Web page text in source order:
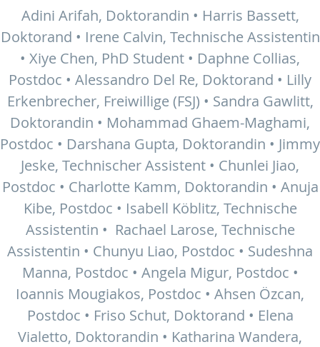
Adini Arifah, Doktorandin • Harris Bassett,
Doktorand • Irene Calvin, Technische Assistentin
• Xiye Chen, PhD Student • Daphne Collias,
Postdoc • Alessandro Del Re, Doktorand • Lilly
Erkenbrecher, Freiwillige (FSJ) • Sandra Gawlitt,
Doktorandin • Mohammad Ghaem-Maghami,
Postdoc • Darshana Gupta, Doktorandin • Jimmy
Jeske, Technischer Assistent • Chunlei Jiao,
Postdoc • Charlotte Kamm, Doktorandin • Anuja
Kibe, Postdoc • Isabell Köblitz, Technische
Assistentin • Rachael Larose, Technische
Assistentin • Chunyu Liao, Postdoc • Sudeshna
Manna, Postdoc • Angela Migur, Postdoc •
Ioannis Mougiakos, Postdoc • Ahsen Özcan,
Postdoc • Friso Schut, Doktorand • Elena
Vialetto, Doktorandin • Katharina Wandera,